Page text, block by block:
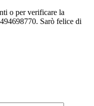
o per verificare la
Sarò felice di